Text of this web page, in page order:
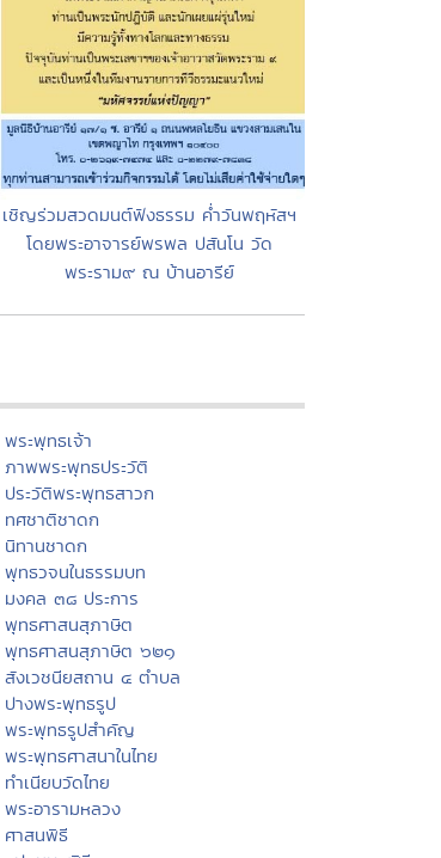
เชิญร่วมสวดมนต์ฟังธรรม ค่ำวันพฤหัสฯ
โดยพระอาจารย์พรพล ปสันโน วัด
พระราม๙ ณ บ้านอารีย์
พระพุทธเจ้า
ภาพพระพุทธประวัติ
ประวัติพระพุทธสาวก
ทศชาติชาดก
นิทานชาดก
พุทธวจนในธรรมบท
มงคล ๓๘ ประการ
พุทธศาสนสุภาษิต
พุทธศาสนสุภาษิต ๖๒๑
สังเวชนียสถาน ๔ ตำบล
ปางพระพุทธรูป
พระพุทธรูปสำคัญ
พระพุทธศาสนาในไทย
ทำเนียบวัดไทย
พระอารามหลวง
ศาสนพิธี